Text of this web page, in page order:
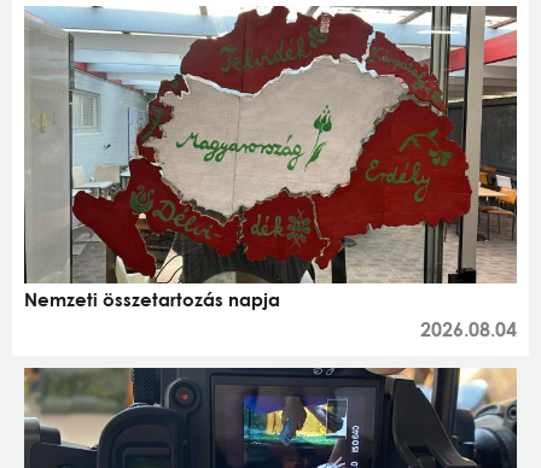
Nemzeti összetartozás napja
2026.08.04